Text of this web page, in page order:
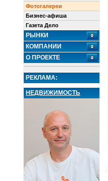
Фотогалереи
Бизнес-афиша
Газета Дело
РЫНКИ
КОМПАНИИ
О ПРОЕКТЕ
РЕКЛАМА:
НЕДВИЖИМОСТЬ